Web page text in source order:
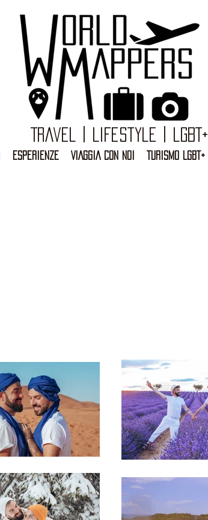
Travel | Lifestyle | LGBT+
ESPERIENZE VIAGGIA CON NOI TURISMO LGBT+